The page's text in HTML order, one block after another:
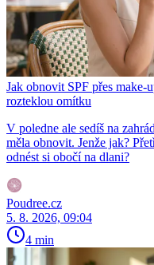
Jak obnovit SPF přes make-
rozteklou omítku
V poledne ale sedíš na
měla obnovit. Jenže jak?
odnést si obočí na dlani?
Poudree.cz
5. 8. 2026, 09:04
4 min